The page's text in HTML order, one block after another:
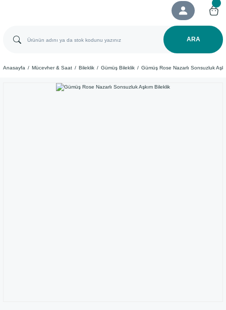
ARA
Anasayfa Mücevher & Saat Bileklik Gümüş Bileklik Gümüş Rose Nazarlı Sonsuzluk